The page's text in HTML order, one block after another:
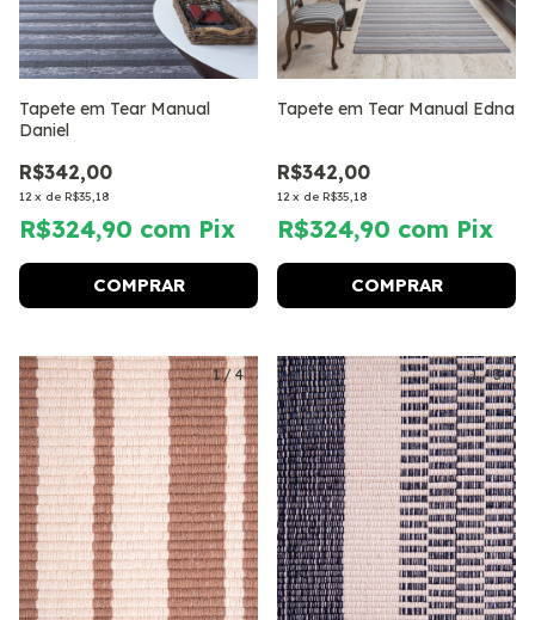
Tapete em Tear Manual
Daniel
R$342,00
12 x de R$35,18
R$324,90 com Pix
COMPRAR
Tapete em Tear Manual Edna
R$342,00
12 x de R$35,18
R$324,90 com Pix
COMPRAR
1/4 1/3